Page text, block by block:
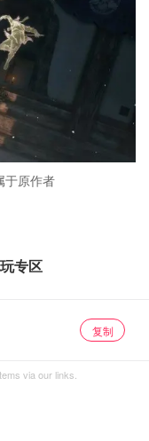
于原作者
专区
复制
via our links.